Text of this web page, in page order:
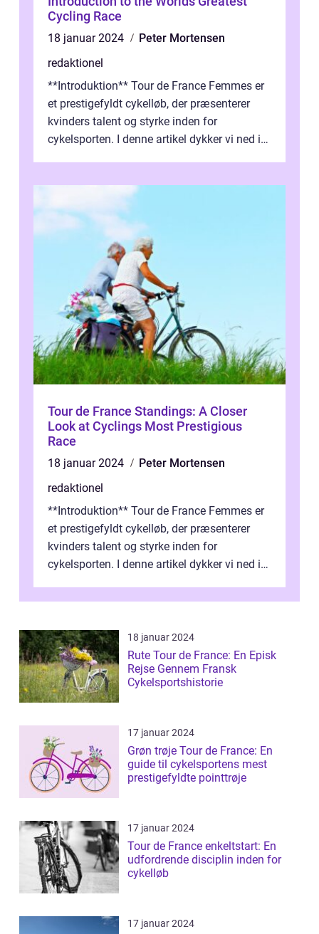
Cycling Race
18 januar 2024
Peter Mortensen
redaktionel
**Introduktion** Tour de France Femmes er
et prestigefyldt cykelløb, der præsenterer
kvinders talent og styrke inden for
cykelsporten. I denne artikel dykker vi ned i
Tour de France Standings: A Closer
Look at Cyclings Most Prestigious
Race
18 januar 2024
Peter Mortensen
redaktionel
**Introduktion** Tour de France Femmes er
et prestigefyldt cykelløb, der præsenterer
kvinders talent og styrke inden for
cykelsporten. I denne artikel dykker vi ned i
18 januar 2024
Rute Tour de France: En Episk
Rejse Gennem Fransk
Cykelsportshistorie
17 januar 2024
Grøn trøje Tour de France: En
guide til cykelsportens mest
prestigefyldte pointtrøje
17 januar 2024
Tour de France enkeltstart: En
udfordrende disciplin inden for
cykelløb
17 januar 2024